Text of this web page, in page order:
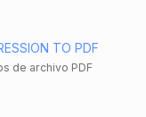
TO PDF
de archivo PDF